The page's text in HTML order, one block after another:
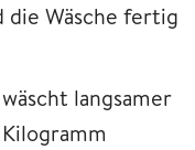
die Wäsche fertig
langsamer